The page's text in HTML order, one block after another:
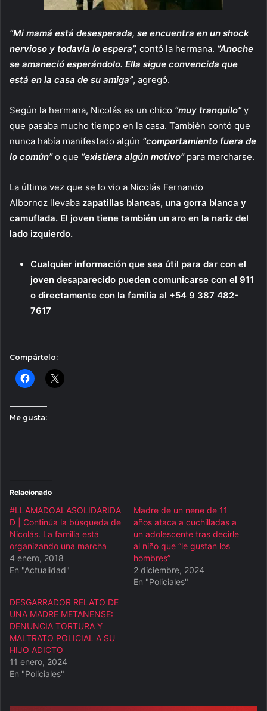
“Mi mamá está desesperada, se encuentra en un shock
nervioso y todavía lo espera”, contó la hermana. “Anoche
se amaneció esperándolo. Ella sigue convencida que
está en la casa de su amiga”, agregó.
Según la hermana, Nicolás es un chico “muy tranquilo” y
que pasaba mucho tiempo en la casa. También contó que
nunca había manifestado algún “comportamiento fuera de
lo común”o que “existiera algún motivo”para marcharse.
La última vez que se lo vio a Nicolás Fernando
Albornoz llevaba zapatillas blancas, una gorra blanca y
camuflada. El joven tiene también un aro en la nariz del
lado izquierdo.
Cualquier información que sea útil para dar con el
joven desaparecido pueden comunicarse con el 911
o directamente con la familia al +54 9 387 482-
7617
Compártelo:
Me gusta:
Relacionado
#LLAMADOALASOLIDARIDA
D | Continúa la búsqueda de
Nicolás. La familia está
organizando una marcha
4 enero, 2018
En "Actualidad"
Madre de un nene de 11
años ataca a cuchilladas a
un adolescente tras decirle
al niño que “le gustan los
hombres”
2 diciembre, 2024
En "Policiales"
DESGARRADOR RELATO DE
UNA MADRE METANENSE:
DENUNCIA TORTURA Y
MALTRATO POLICIAL A SU
HIJO ADICTO
11 enero, 2024
En "Policiales"